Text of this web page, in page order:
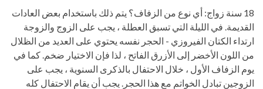
18 سنة زواج: أي نوع من الزفاف؟ يتم ذلك باستخدام بعض العادات
القديمة. في الليلة التي تسبق العطلة ، يجب على الزوج والزوجة
ارتداء الكتان الفيروزي - الحجر نفسه يحتوي على العديد من الظلال
من اللون الأخضر إلى الأزرق الفاتح ، لذا فإن الاختيار ضخم. كما في
يوم الزفاف الأول ، خلال الاحتفال بالذكرى السنوية ، يجب على
الزوجين تبادل الخواتم مع هذا الحجر. يجب أن يقام الاحتفال كله